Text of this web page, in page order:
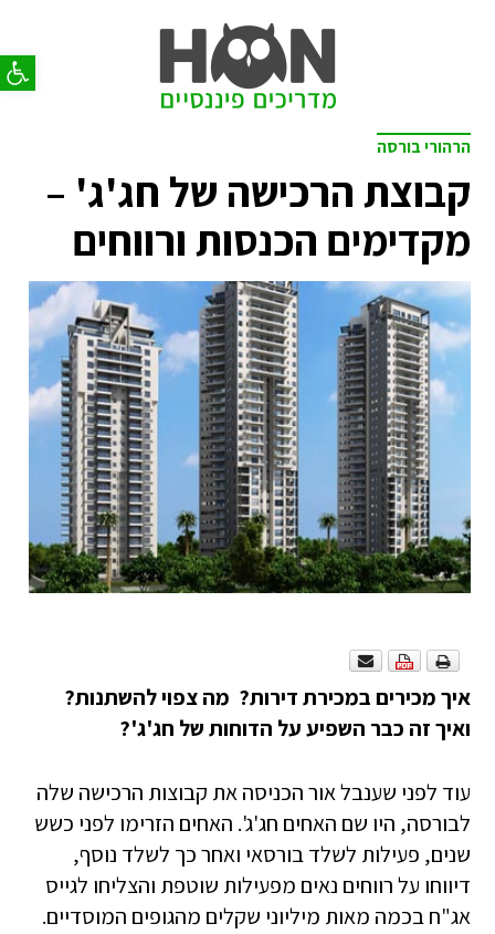
פתח
הרהורי בורסה
קבוצת הרכישה של חג'ג' –
מקדימים הכנסות ורווחים
איך מכירים במכירת דירות? מה צפוי להשתנות?
ואיך זה כבר השפיע על הדוחות של חג'ג'?
עוד לפני שענבל אור הכניסה את קבוצות הרכישה שלה
לבורסה, היו שם האחים חג'ג'. האחים הזרימו לפני כשש
שנים, פעילות לשלד בורסאי ואחר כך לשלד נוסף,
דיווחו על רווחים נאים מפעילות שוטפת והצליחו לגייס
אג"ח בכמה מאות מיליוני שקלים מהגופים המוסדיים.